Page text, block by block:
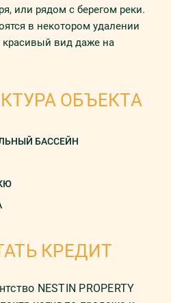
или рядом с берегом реки.
в некотором удалении
вид даже на
ОБЪЕКТА
БАССЕЙН
КРЕДИТ
NESTIN PROPERTY